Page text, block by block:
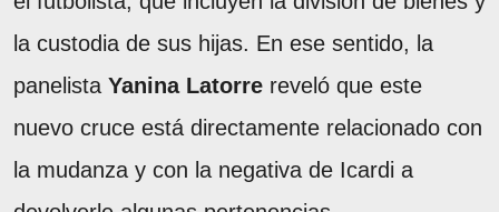
la custodia de sus hijas. En ese sentido, la
panelista Yanina Latorre reveló que este
nuevo cruce está directamente relacionado con
la mudanza y con la negativa de Icardi a